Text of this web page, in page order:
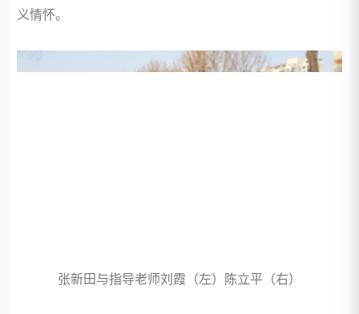
义情怀。
张新田与指导老师刘霞（左）陈立平（右）